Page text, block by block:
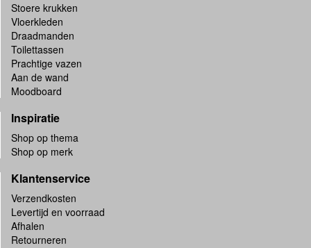
Stoere krukken
Vloerkleden
Draadmanden
Toilettassen
Prachtige vazen
Aan de wand
Moodboard
Inspiratie
Shop op thema
Shop op merk
Klantenservice
Verzendkosten
Levertijd en voorraad
Afhalen
Retourneren